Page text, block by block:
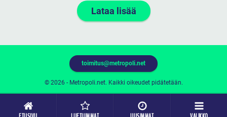
Lataa lisää
© 2026 - Metropoli.net. Kaikki oikeudet pidätetään.
toimitus@metropoli.net